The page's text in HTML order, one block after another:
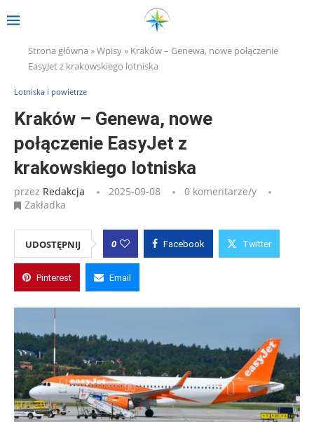
Strona główna »Wpisy» Kraków – Genewa, nowe połączenie
EasyJet z krakowskiego lotniska
Lotniska i powietrze
Kraków – Genewa, nowe
połączenie EasyJet z
krakowskiego lotniska
przez Redakcja 2025-09-08
0 komentarze/y
Zakładka
UDOSTĘPNIJ 0 Facebook Twitter
Pinterest Email